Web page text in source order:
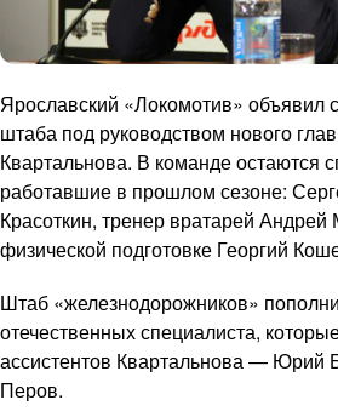
Ярославский «Локомотив» объявил
штаба под руководством нового
Квартальнова. В команде остаются
работавшие в прошлом сезоне:
Красоткин, тренер вратарей
физической подготовке Георгий
Штаб «железнодорожников»
отечественных специалиста,
ассистентов Квартальнова — Юрий
Перов.